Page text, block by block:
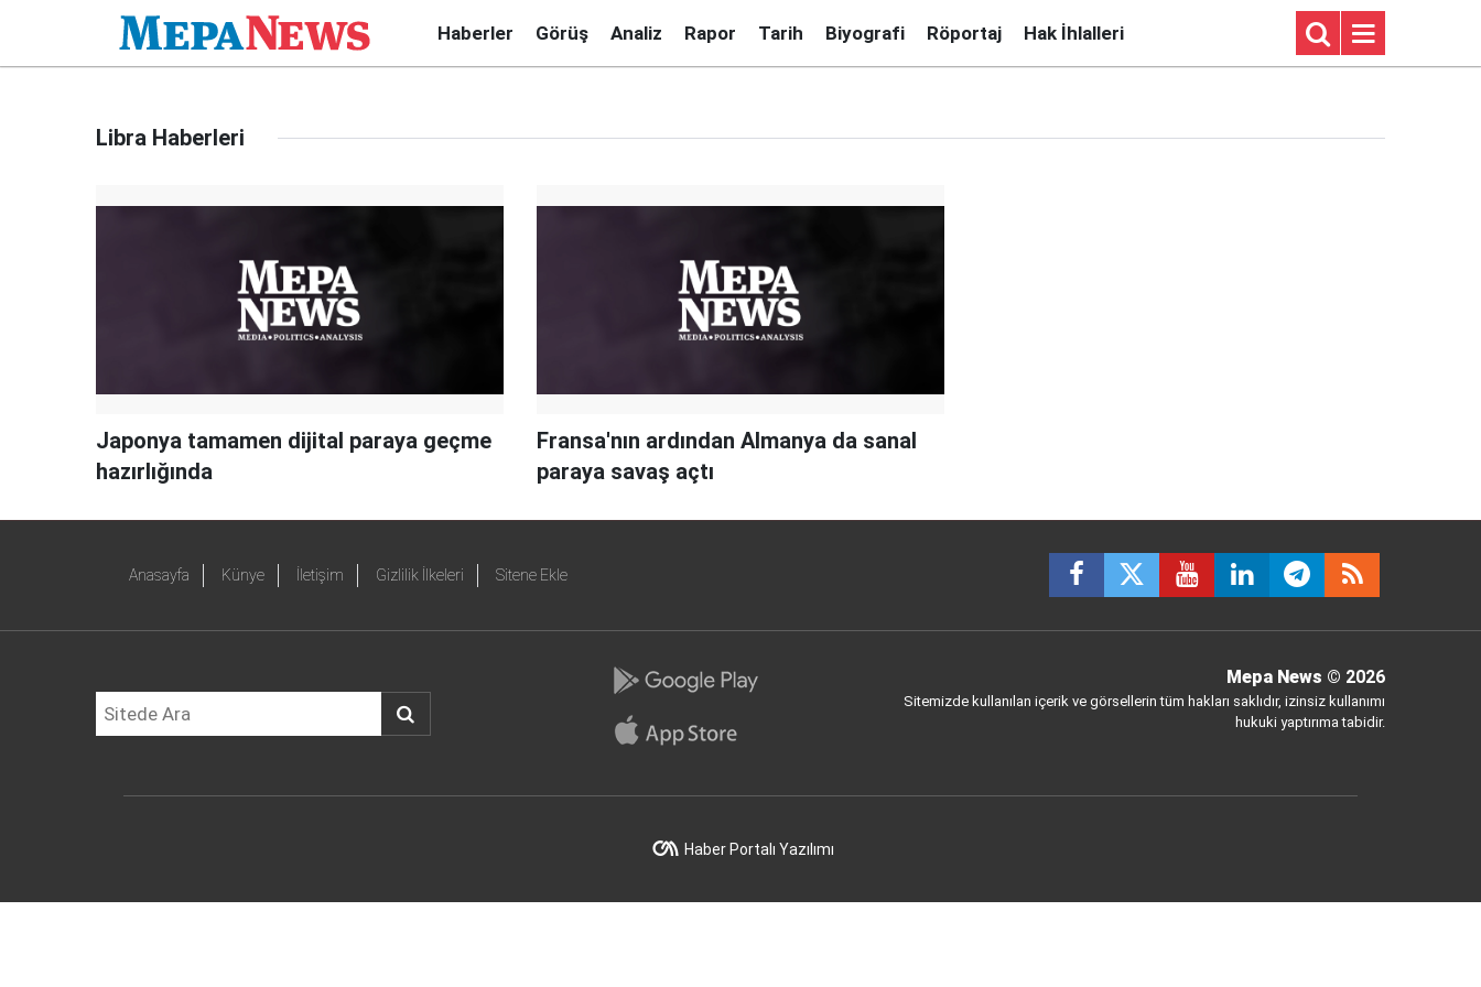
Haberler Görüş Analiz Rapor Tarih Biyografi Röportaj Hak İhlalleri
Libra Haberleri
Japonya tamamen dijital paraya geçme
hazırlığında
Fransa'nın ardından Almanya da sanal
paraya savaş açtı
Anasayfa Künye İletişim Gizlilik İlkeleri Sitene Ekle
Mepa News © 2026
Sitemizde kullanılan içerik ve görsellerin tüm hakları saklıdır, izinsiz kullanımı
hukuki yaptırıma tabidir.
Haber Portalı Yazılımı